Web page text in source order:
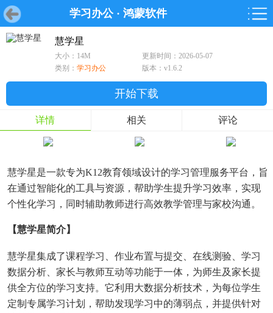
学习办公· 鸿蒙软件
首页 游戏
首页 游戏 软件 鸿蒙
游戏 软件
慧学星
大小：14M
更新时间：2026-05-07
类别： 学习办公 版本：v1.6.2
开始下载
详情 相关 评论
慧学星是一款专为K12教育领域设计的学习管理服务平台，旨
在通过智能化的工具与资源，帮助学生提升学习效率，实现
个性化学习，同时辅助教师进行高效教学管理与家校沟通。
【慧学星简介】
慧学星集成了课程学习、作业布置与提交、在线测验、学习
数据分析、家长与教师互动等功能于一体，为师生及家长提
供全方位的学习支持。它利用大数据分析技术，为每位学生
定制专属学习计划，帮助发现学习中的薄弱点，并提供针对